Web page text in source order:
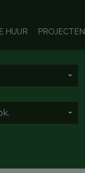
HUUR PROJECTEN